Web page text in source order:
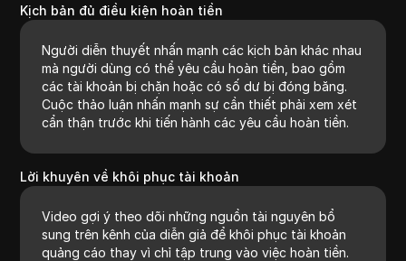
Kịch bản đủ điều kiện hoàn tiền
Người diễn thuyết nhấn mạnh các kịch bản khác nhau
mà người dùng có thể yêu cầu hoàn tiền, bao gồm
các tài khoản bị chặn hoặc có số dư bị đóng băng.
Cuộc thảo luận nhấn mạnh sự cần thiết phải xem xét
cẩn thận trước khi tiến hành các yêu cầu hoàn tiền.
Lời khuyên về khôi phục tài khoản
Video gợi ý theo dõi những nguồn tài nguyên bổ
sung trên kênh của diễn giả để khôi phục tài khoản
quảng cáo thay vì chỉ tập trung vào việc hoàn tiền.